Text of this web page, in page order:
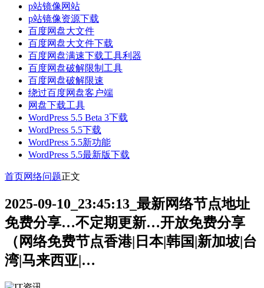
p站镜像网站
p站镜像资源下载
百度网盘大文件
百度网盘大文件下载
百度网盘满速下载工具利器
百度网盘破解限制工具
百度网盘破解限速
绕过百度网盘客户端
网盘下载工具
WordPress 5.5 Beta 3下载
WordPress 5.5下载
WordPress 5.5新功能
WordPress 5.5最新版下载
首页网络问题正文
2025-09-10_23:45:13_最新网络节点地址
免费分享…不定期更新…开放免费分享
（网络免费节点香港|日本|韩国|新加坡|台
湾|马来西亚|…